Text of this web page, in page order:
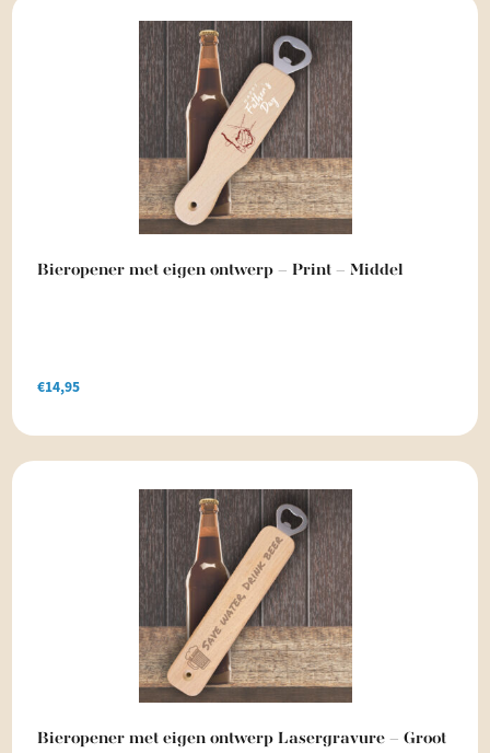
Bieropener met eigen ontwerp – Print – Middel
€14,95
Bieropener met eigen ontwerp Lasergravure – Groot